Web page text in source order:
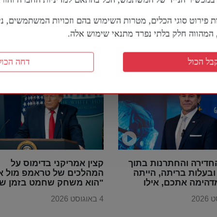
אלינו דרךהטלגרםאו דרךהמייל
קצין אמריקני בדימוס על
המהלכים של טראמפ מול
"הוא משחק שחמט בזמן
4 באוגוסט 2026
והחתרנות בתוך
בריתה, הייתה
אתכם, אילו
פירוט סוגי הכלים, מטרות השימוש בהם וזכויות המשתמשים,
חלק בלתי נפרד מתנאי שימוש אלה.
דחה הכול